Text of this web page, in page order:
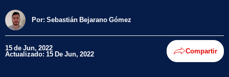
Por: Sebastián Bejarano Gómez
15 de Jun, 2022
Actualizado: 15 De Jun, 2022 Compartir